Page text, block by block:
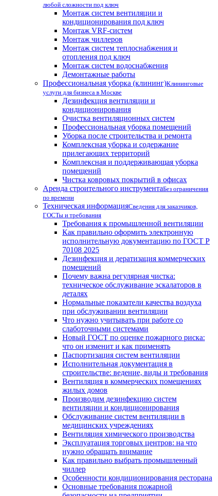
любой сложности под ключ
Монтаж систем вентиляции и
кондиционирования под ключ
Монтаж VRF-систем
Монтаж чиллеров
Монтаж систем теплоснабжения и
отопления под ключ
Монтаж систем водоснабжения
Демонтажные работы
Профессиональная уборка (клининг)Клининговые
услуги для бизнеса в Москве
Дезинфекция вентиляции и
кондиционирования
Очистка вентиляционных систем
Профессиональная уборка помещений
Уборка после строительства и ремонта
Комплексная уборка и содержание
прилегающих территорий
Комплексная и поддерживающая уборка
помещений
Чистка ковровых покрытий в офисах
Аренда строительного инструментаБез ограничения
по времени
Техническая информацияСведения для заказчиков,
ГОСТы и требования
Требования к промышленной вентиляции
Как правильно оформить электронную
исполнительную документацию по ГОСТ Р
70108 2025
Дезинфекция и дератизация коммерческих
помещений
Почему важна регулярная чистка:
техническое обслуживание эскалаторов в
деталях
Нормальные показатели качества воздуха
при обслуживании вентиляции
Что нужно учитывать при работе со
слаботочными системами
Новый ГОСТ по оценке пожарного риска:
что он изменит и как применять
Паспортизация систем вентиляции
Исполнительная документация в
строительстве: ведение, виды и требования
Вентиляция в коммерческих помещениях
жилых домов
Производим дезинфекцию систем
вентиляции и кондиционирования
Обслуживание систем вентиляции в
медицинских учреждениях
Вентиляция химического производства
Эксплуатация торговых центров: на что
нужно обращать внимание
Как правильно выбрать промышленный
чиллер
Особенности кондиционирования ресторана
Основные требования пожарной